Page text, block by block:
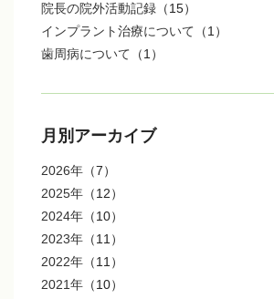
院長の院外活動記録 （15）
インプラント治療について （1）
歯周病について （1）
月別アーカイブ
2026年 （7）
2025年 （12）
2024年 （10）
2023年 （11）
2022年 （11）
2021年 （10）